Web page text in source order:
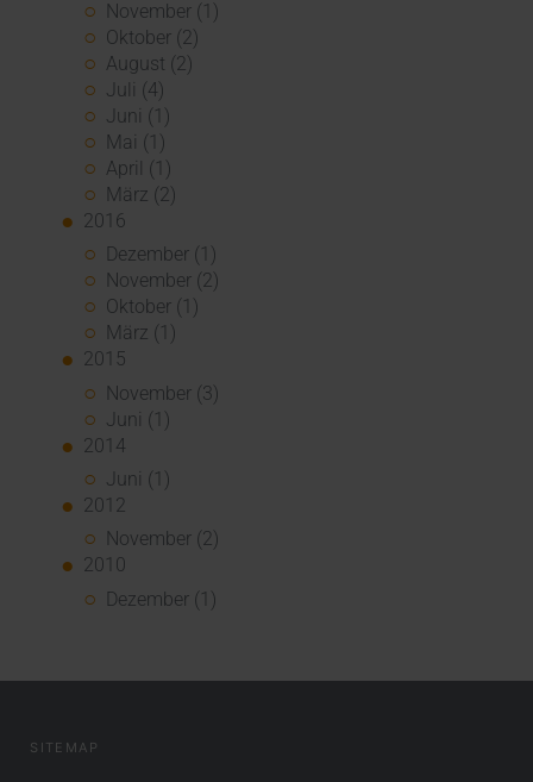
November (1)
Oktober (2)
August (2)
Juli (4)
Juni (1)
Mai (1)
April (1)
März (2)
2016
Dezember (1)
November (2)
Oktober (1)
März (1)
2015
November (3)
Juni (1)
2014
Juni (1)
2012
November (2)
2010
Dezember (1)
SITEMAP